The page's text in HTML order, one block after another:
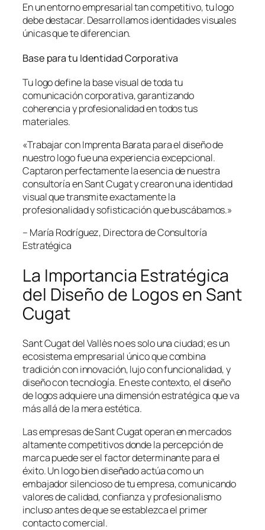
En un entorno empresarial tan competitivo, tu logo
debe destacar. Desarrollamos identidades visuales
únicas que te diferencian.
Base para tu Identidad Corporativa
Tu logo define la base visual de toda tu
comunicación corporativa, garantizando
coherencia y profesionalidad en todos tus
materiales.
«Trabajar con Imprenta Barata para el diseño de
nuestro logo fue una experiencia excepcional.
Captaron perfectamente la esencia de nuestra
consultoría en Sant Cugat y crearon una identidad
visual que transmite exactamente la
profesionalidad y sofisticación que buscábamos.»
– María Rodríguez, Directora de Consultoría
Estratégica
La Importancia Estratégica
del Diseño de Logos en Sant
Cugat
Sant Cugat del Vallès no es solo una ciudad; es un
ecosistema empresarial único que combina
tradición con innovación, lujo con funcionalidad, y
diseño con tecnología. En este contexto, el diseño
de logos adquiere una dimensión estratégica que va
más allá de la mera estética.
Las empresas de Sant Cugat operan en mercados
altamente competitivos donde la percepción de
marca puede ser el factor determinante para el
éxito. Un logo bien diseñado actúa como un
embajador silencioso de tu empresa, comunicando
valores de calidad, confianza y profesionalismo
incluso antes de que se establezca el primer
contacto comercial.